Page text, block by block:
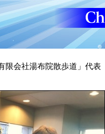
限会社湯布院散歩道」代表